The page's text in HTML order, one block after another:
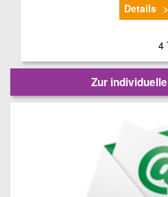
Details
4
Zur